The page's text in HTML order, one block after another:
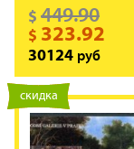
$ 449.90
$ 323.92
30124 руб
новинка
скидка